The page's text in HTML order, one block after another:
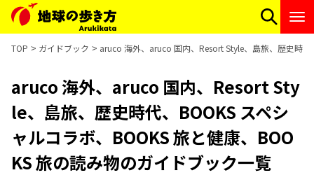
TOP ガイドブック aruco 海外、aruco 国内、Resort Style、島旅、歴史時
aruco 海外、aruco 国内、Resort Sty
le、島旅、歴史時代、BOOKS スペシ
ャルコラボ、BOOKS 旅と健康、BOO
KS 旅の読み物のガイドブック一覧